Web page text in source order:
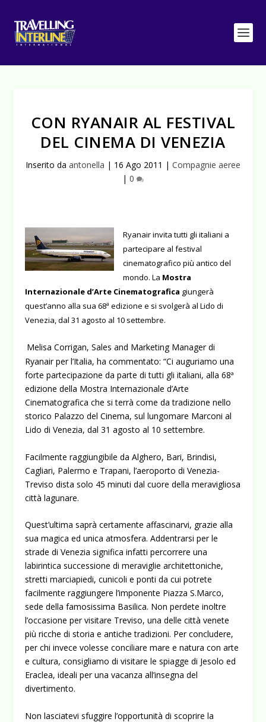
CON RYANAIR AL FESTIVAL
DEL CINEMA DI VENEZIA
Inserito da antonella | 16 Ago 2011 | Compagnie aeree
| 0
Ryanair invita tutti gli italiani a
partecipare al festival
cinematografico più antico del
mondo. La Mostra
Internazionale d’Arte Cinematografica giungerà
quest’anno alla sua 68ª edizione e si svolgerà al Lido di
Venezia, dal 31 agosto al 10 settembre.
Melisa Corrigan, Sales and Marketing Manager di
Ryanair per l’Italia, ha commentato: “Ci auguriamo una
forte partecipazione da parte di tutti gli italiani, alla 68ª
edizione della Mostra Internazionale d’Arte
Cinematografica che si terrà come da tradizione nello
storico Palazzo del Cinema, sul lungomare Marconi al
Lido di Venezia, dal 31 agosto al 10 settembre.
Facilmente raggiungibile da Alghero, Bari, Brindisi,
Cagliari, Palermo e Trapani, l’aeroporto di Venezia-
Treviso dista solo 45 minuti dal cuore della meravigliosa
città lagunare.
Quest’ultima saprà certamente affascinarvi, grazie alla
sua magica ed unica atmosfera. Addentrarsi per le
strade di Venezia significa infatti percorrere una
labirintica successione di meraviglie architettoniche,
stretti marciapiedi, cunicoli e ponti da cui potrete
facilmente raggiungere l’imponente Piazza S.Marco,
sede della famosissima Basilica. Non perdete inoltre
l’occasione per visitare Treviso, una delle città venete
più ricche di storia e antiche tradizioni. Per concludere,
per chi invece volesse conciliare mare e natura con arte
e cultura, consigliamo di visitare le spiagge di Jesolo ed
Eraclea, ideali per una vacanza all’insegna del
divertimento.
Non lasciatevi sfuggire l’opportunità di scoprire la